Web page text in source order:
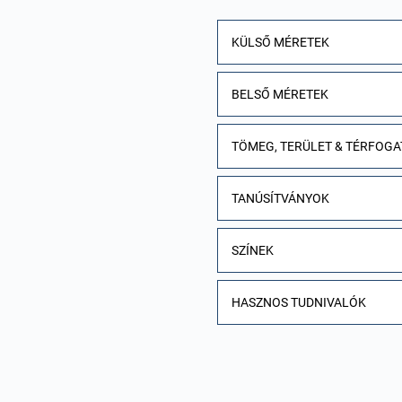
KÜLSŐ MÉRETEK
BELSŐ MÉRETEK
TÖMEG, TERÜLET &
TANÚSÍTVÁNYOK
SZÍNEK
HASZNOS TUDNIVALÓK